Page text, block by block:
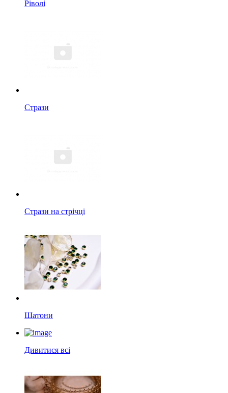
Ріволі
Стрази
Стрази на стрічці
Шатони
Дивитися всі